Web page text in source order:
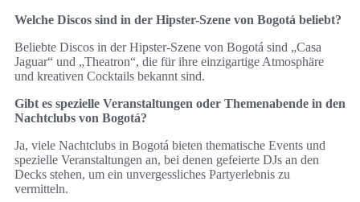
Welche Discos sind in der Hipster-Szene von Bogotá beliebt?
Beliebte Discos in der Hipster-Szene von Bogotá sind „Casa
Jaguar“ und „Theatron“, die für ihre einzigartige Atmosphäre
und kreativen Cocktails bekannt sind.
Gibt es spezielle Veranstaltungen oder Themenabende in den
Nachtclubs von Bogotá?
Ja, viele Nachtclubs in Bogotá bieten thematische Events und
spezielle Veranstaltungen an, bei denen gefeierte DJs an den
Decks stehen, um ein unvergessliches Partyerlebnis zu
vermitteln.